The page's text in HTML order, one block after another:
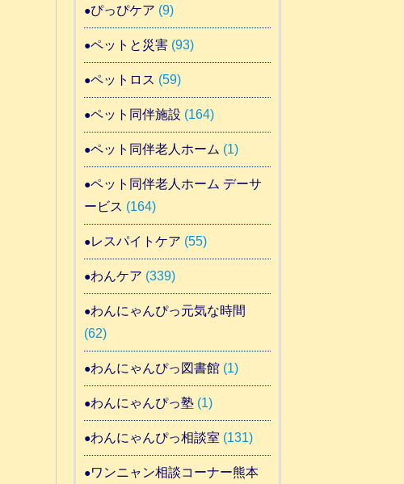
ぴっぴケア (9)
ペットと災害(93)
ペットロス (59)
ペット同伴施設 (164)
ペット同伴老人ホーム (1)
ペット同伴老人ホーム デーサ
ービス (164)
レスパイトケア (55)
わんケア (339)
わんにゃんぴっ元気な時間
(62)
わんにゃんぴっ図書館(1)
わんにゃんぴっ塾(1)
わんにゃんぴっ相談室 (131)
ワンニャン相談コーナー熊本